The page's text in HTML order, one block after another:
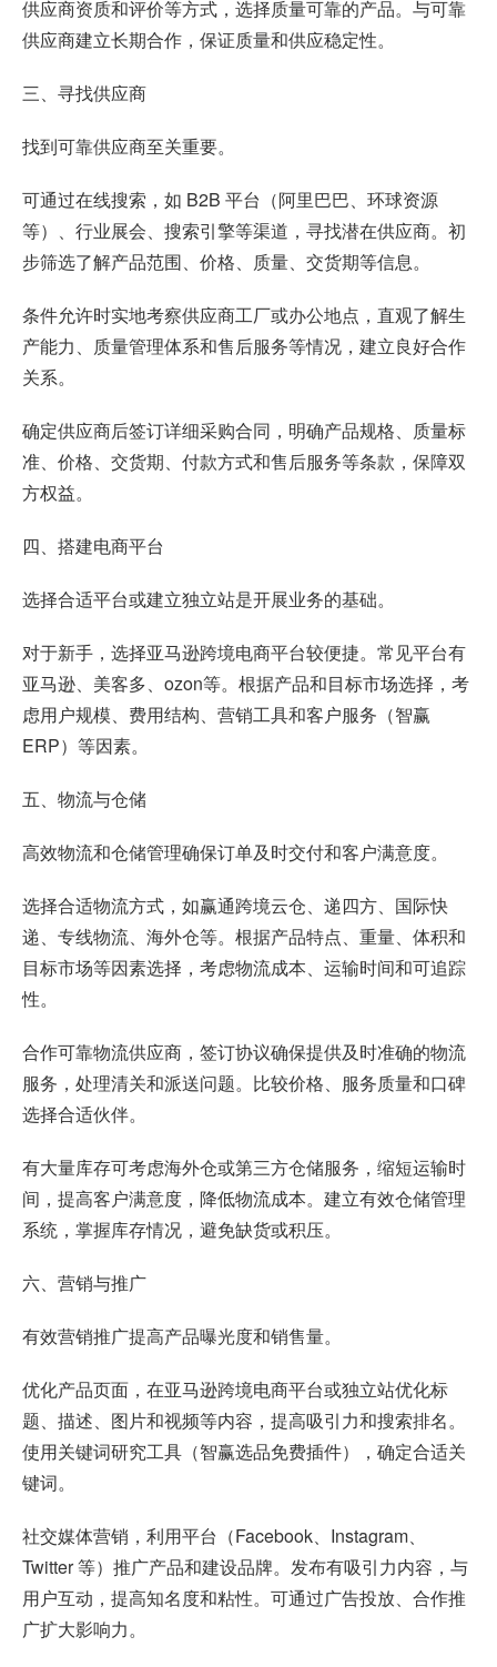
供应商资质和评价等方式，选择质量可靠的产品。与可靠
供应商建立长期合作，保证质量和供应稳定性。
三、寻找供应商
找到可靠供应商至关重要。
可通过在线搜索，如 B2B 平台（阿里巴巴、环球资源
等）、行业展会、搜索引擎等渠道，寻找潜在供应商。初
步筛选了解产品范围、价格、质量、交货期等信息。
条件允许时实地考察供应商工厂或办公地点，直观了解生
产能力、质量管理体系和售后服务等情况，建立良好合作
关系。
确定供应商后签订详细采购合同，明确产品规格、质量标
准、价格、交货期、付款方式和售后服务等条款，保障双
方权益。
四、搭建电商平台
选择合适平台或建立独立站是开展业务的基础。
对于新手，选择亚马逊跨境电商平台较便捷。常见平台有
亚马逊、美客多、ozon等。根据产品和目标市场选择，考
虑用户规模、费用结构、营销工具和客户服务（智赢
ERP）等因素。
五、物流与仓储
高效物流和仓储管理确保订单及时交付和客户满意度。
选择合适物流方式，如赢通跨境云仓、递四方、国际快
递、专线物流、海外仓等。根据产品特点、重量、体积和
目标市场等因素选择，考虑物流成本、运输时间和可追踪
性。
合作可靠物流供应商，签订协议确保提供及时准确的物流
服务，处理清关和派送问题。比较价格、服务质量和口碑
选择合适伙伴。
有大量库存可考虑海外仓或第三方仓储服务，缩短运输时
间，提高客户满意度，降低物流成本。建立有效仓储管理
系统，掌握库存情况，避免缺货或积压。
六、营销与推广
有效营销推广提高产品曝光度和销售量。
优化产品页面，在亚马逊跨境电商平台或独立站优化标
题、描述、图片和视频等内容，提高吸引力和搜索排名。
使用关键词研究工具（智赢选品免费插件），确定合适关
键词。
社交媒体营销，利用平台（Facebook、Instagram、
Twitter 等）推广产品和建设品牌。发布有吸引力内容，与
用户互动，提高知名度和粘性。可通过广告投放、合作推
广扩大影响力。